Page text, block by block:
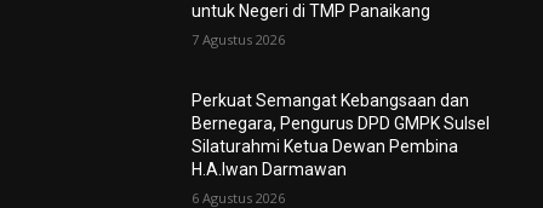
untuk Negeri di TMP Panaikang
7 Agustus 2026
Perkuat Semangat Kebangsaan dan
Bernegara, Pengurus DPD GMPK Sulsel
Silaturahmi Ketua Dewan Pembina
H.A.Iwan Darmawan
6 Agustus 2026